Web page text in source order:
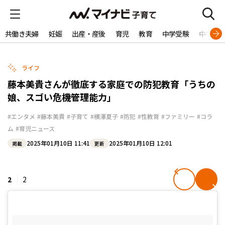
共働き夫婦 妊娠 出産・産後 育児 教育 中学受験 中学生
ライフ
藤本美貴さんが徹底する家庭での防犯教育「うちの
娘、スゴい危機管理能力」
#エンタメ #藤本美貴 #子育て #横澤夏子 #防犯 #性教育 #ファミリー #コラ
ム #育児ニュース
掲載 2025年01月10日 11:41 更新 2025年01月10日 12:01
2 2